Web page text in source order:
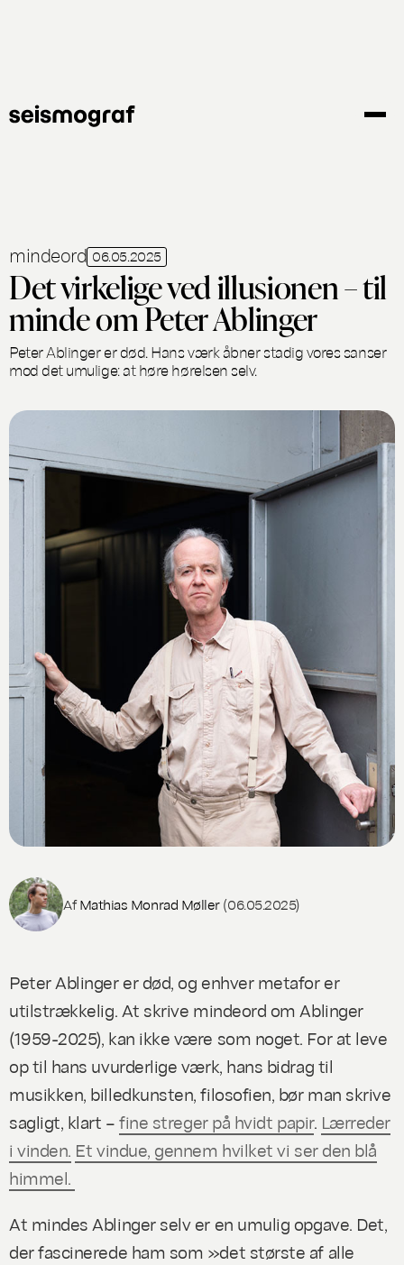
mindeord 06.05.2025
Det virkelige ved illusionen – til
minde om Peter Ablinger
Peter Ablinger er død. Hans værk åbner stadig vores sanser
mod det umulige: at høre hørelsen selv.
AfMathias Monrad Møller(06.05.2025)
Peter Ablinger er død, og enhver metafor er
utilstrækkelig. At skrive mindeord om Ablinger
(1959-2025), kan ikke være som noget. For at leve
op til hans uvurderlige værk, hans bidrag til
musikken, billedkunsten, filosofien, bør man skrive
sagligt, klart –fine streger på hvidt papir. Lærreder
i vinden. Et vindue, gennem hvilket vi ser den blå
himmel.
At mindes Ablinger selver en umulig opgave. Det,
der fascinerede ham som »det største af alle